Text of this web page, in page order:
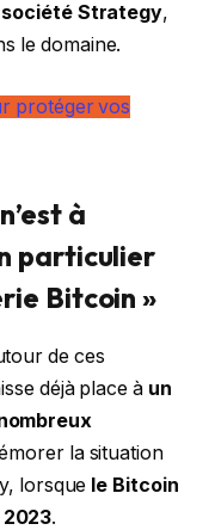
société Strategy,
le domaine.
protéger vos
à
particulier
Bitcoin »
de ces
déjà place à un
la situation
lorsque le Bitcoin
.